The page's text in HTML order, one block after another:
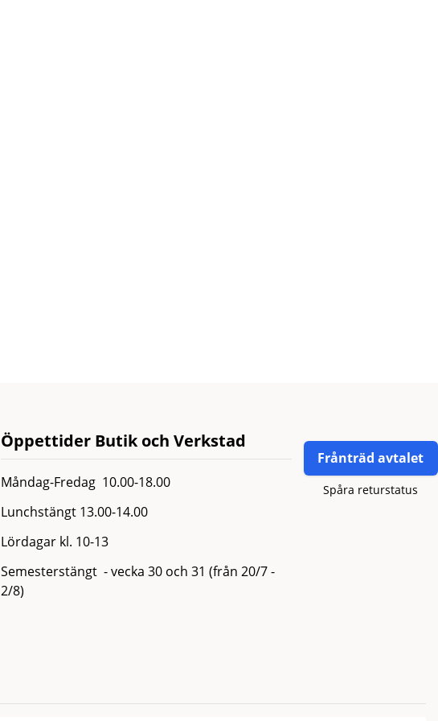
Öppettider Butik och Verkstad
Måndag-Fredag 10.00-18.00
Lunchstängt 13.00-14.00
Lördagar kl. 10-13
Semesterstängt - vecka 30 och 31 (från 20/7 -
2/8)
Frånträd avtalet
Spåra returstatus